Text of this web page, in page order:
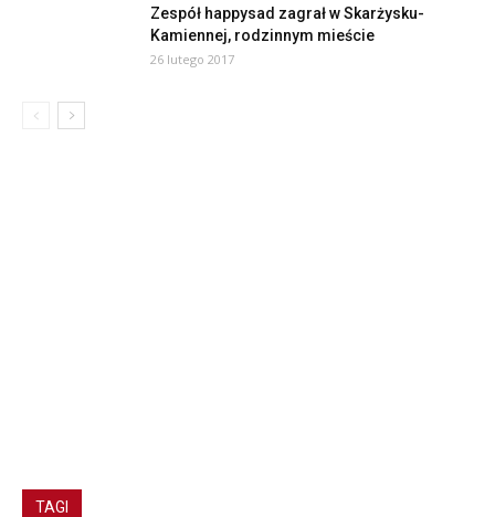
Zespół happysad zagrał w Skarżysku-
Kamiennej, rodzinnym mieście
26 lutego 2017
TAGI